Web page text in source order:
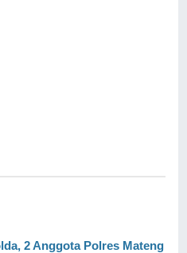
2 Anggota Polres Mateng